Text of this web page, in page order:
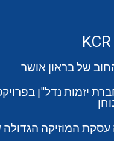
של בראון אושר
יזמות נדל"ן
המוזיקה